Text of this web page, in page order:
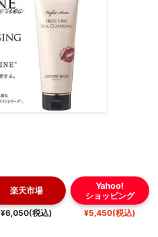
楽天市場
¥6,050(税込)
Yahoo!
ショッピング
¥5,450(税込)